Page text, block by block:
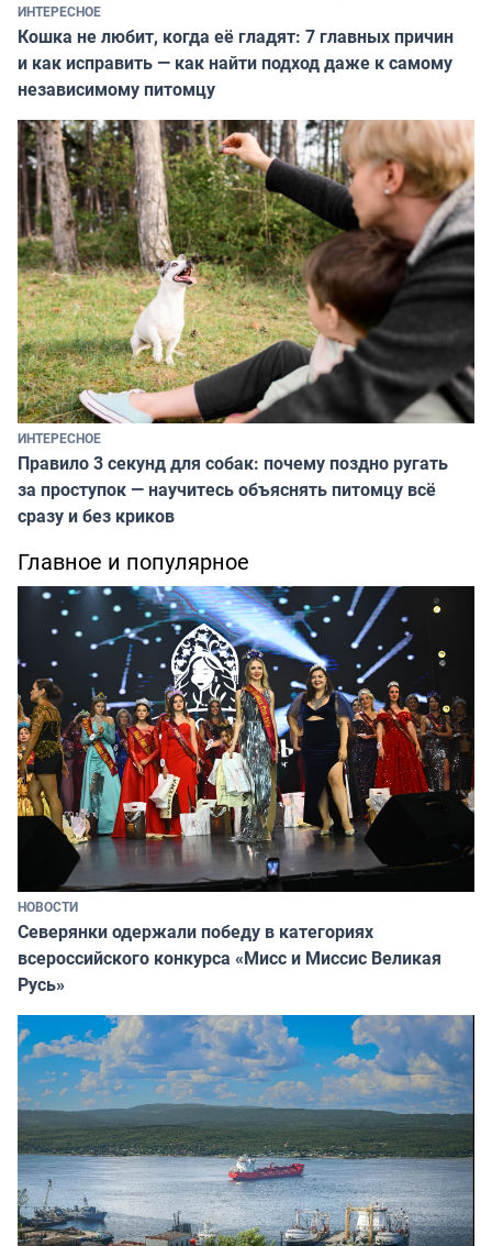
ИНТЕРЕСНОЕ
Кошка не любит, когда её гладят: 7 главных причин
и как исправить — как найти подход даже к самому
независимому питомцу
ИНТЕРЕСНОЕ
Правило 3 секунд для собак: почему поздно ругать
за проступок — научитесь объяснять питомцу всё
сразу и без криков
Главное и популярное
НОВОСТИ
Северянки одержали победу в категориях
всероссийского конкурса «Мисс и Миссис Великая
Русь»